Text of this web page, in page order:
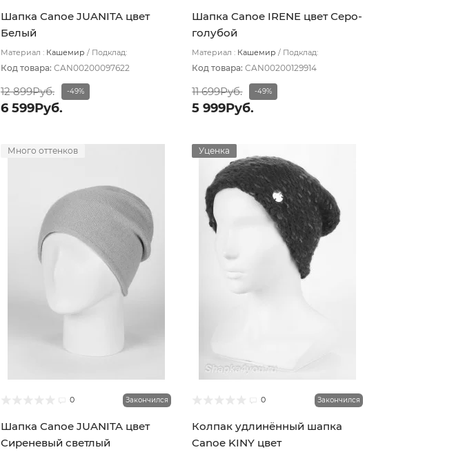
Шапка Canoe JUANITA цвет
Белый
Материал : Кашемир
Подклад:
Код товара: CAN00200097622
12 899Руб. -49%
6 599Руб.
Шапка Canoe IRENE цвет Серо-
голубой
Материал : Кашемир
Подклад:
Код товара:CAN00200129914
11 699Руб. -49%
5 999Руб.
Много оттенков
0 Закончился
Шапка Canoe JUANITA цвет
Сиреневый светлый
Уценка
0 Закончился
Колпак удлинённый шапка
Canoe KINY цвет